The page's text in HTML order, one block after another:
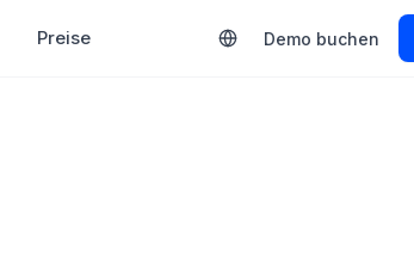
Preise Demo buchen